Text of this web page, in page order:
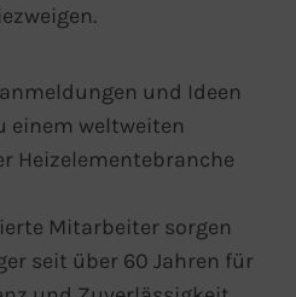
und Ideen
einem weltweiten
Heizelementebranche
Mitarbeiter sorgen
seit über 60 Jahren für